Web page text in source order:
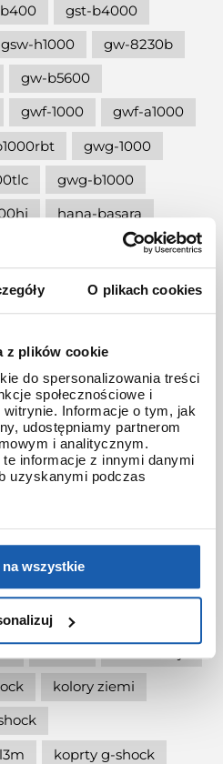
O plikach cookies
z plików cookie
do spersonalizowania treści
społecznościowe i
Informacje o tym, jak
udostępniamy partnerom
i analitycznym.
informacje z innymi danymi
uzyskanymi podczas
wszystkie
gst-b4000
gsw-h1000
gw-8230b
gw-b5600
gwf-1000
gwf-a1000
gwg-1000
gwg-b1000
hana-basara
g-shock
w zegarku
g-shocka
g-shock?
ga-2100?
w zegarku
jaki zegarek damski kupić
kermit
kolory ziemi
koprty g-shock